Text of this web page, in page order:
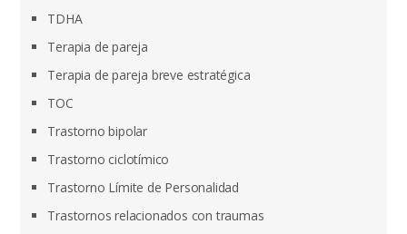
TDHA
Terapia de pareja
Terapia de pareja breve estratégica
TOC
Trastorno bipolar
Trastorno ciclotímico
Trastorno Límite de Personalidad
Trastornos relacionados con traumas